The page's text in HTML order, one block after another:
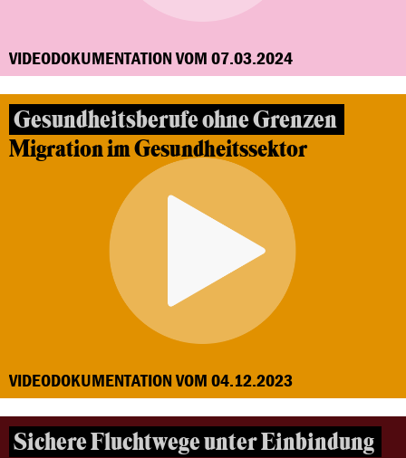
VIDEODOKUMENTATION VOM 07.03.2024
Gesundheitsberufe ohne Grenzen
Migration im Gesundheitssektor
VIDEODOKUMENTATION VOM 04.12.2023
Sichere Fluchtwege unter Einbindung